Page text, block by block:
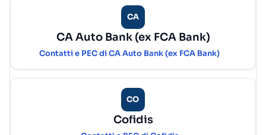
CA
CA Auto Bank (ex FCA Bank)
Contatti e PEC di CA Auto Bank (ex FCA Bank)
CO
Cofidis